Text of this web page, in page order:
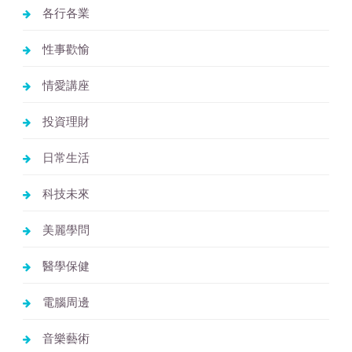
各行各業
性事歡愉
情愛講座
投資理財
日常生活
科技未來
美麗學問
醫學保健
電腦周邊
音樂藝術